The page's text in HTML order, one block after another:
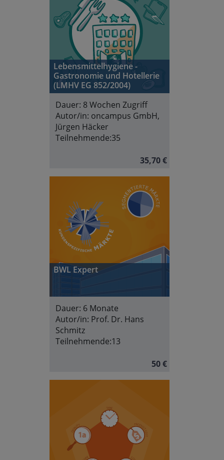
Lebensmittelhygiene -
Gastronomie und Hotellerie
(LMHV EG 852/2004)
Dauer: 8 Wochen Zugriff
Autor/in: oncampus GmbH,
Jürgen Häcker
Teilnehmende:35
35,70 €
BWL Expert
Dauer: 6 Monate
Autor/in: Prof. Dr. Hans
Schmitz
Teilnehmende:13
50 €